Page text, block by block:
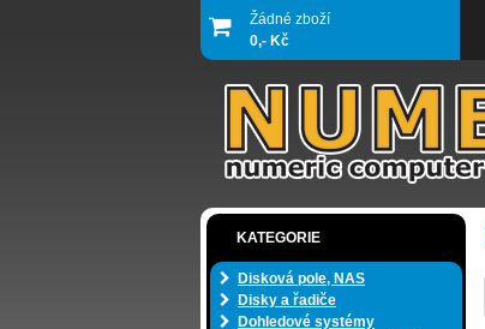
Žádné zboží
0,- Kč
KATEGORIE
Disková pole, NAS
Disky a řadiče
Dohledové systémy